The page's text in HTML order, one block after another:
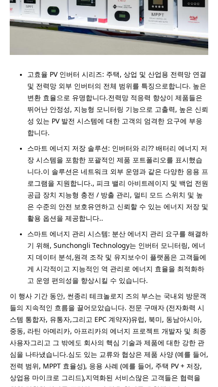
고효율 PV 인버터 시리즈: 주택, 상업 및 산업용 전력망 연결
및 전력망 외부 인버터의 전체 범위를 특징으로합니다. 높은
변환 효율으로 유명합니다.전력망 적응력 향상이 제품들은
뛰어난 안정성, 지능형 모니터링 기능으로 고출력, 높은 신뢰
성 있는 PV 발전 시스템에 대한 고객의 엄격한 요구에 부응
합니다.
스마트 에너지 저장 솔루션: 인버터와 리?? 배터리 에너지 저
장 시스템을 포함한 포괄적인 제품 포트폴리오를 표시했습
니다.이 솔루션은 네트워크 외부 운영과 같은 다양한 응용 프
로그램을 지원합니다., 피크 밸리 아비트레이지 및 백업 전원
공급 장치 지능형 충전 / 방출 관리, 멀티 모드 스위치 및 높
은 수준의 안전 보호유연하고 신뢰할 수 있는 에너지 저장 및
활용 옵션을 제공합니다..
스마트 에너지 관리 시스템: 분산 에너지 관리 요구를 해결하
기 위해, Sunchongli Technology는 인버터 모니터링, 에너
지 데이터 분석,원격 조작 및 유지보수이 플랫폼은 고객들에
게 시각적이고 지능적인 역 관리로 에너지 효율을 최적화하
고 운영 편의성을 향상시킬 수 있습니다.
이 행사 기간 동안, 썬종리 테크놀로지 즈의 부스는 국내외 방문객
들의 지속적인 흐름을 끌어모았습니다. 전문 구매자 (전자화력 시
스템 통합자, 유통자,그리고 EPC 계약자)유럽, 북미, 동남아시아,
중동, 라틴 아메리카, 아프리카의 에너지 프로젝트 개발자 및 최종
사용자그리고 그 밖에도 회사의 핵심 기술과 제품에 대한 강한 관
심을 나타냈습니다.심도 있는 교류와 협상은 제품 사양 (예를 들어,
전력 범위, MPPT 효율성), 응용 사례 (예를 들어, 주택 PV + 저장,
상업용 마이크로 그리드),지역화된 서비스많은 고객들은 협력을